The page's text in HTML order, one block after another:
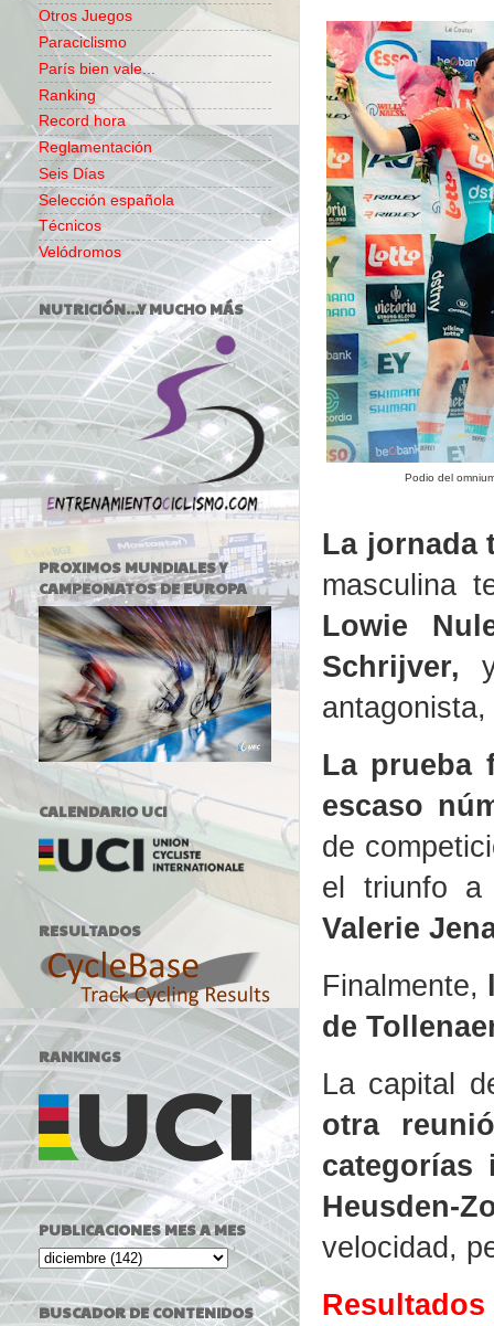
Podio del
La jornada
masculina
Lowie
Schrijver,
La prueba
escaso
de
el triunfo
Valerie
Finalmente,
de
La capital
otra
categorías
Heusden-
velocidad,
Otros Juegos
Paraciclismo
París bien vale...
Ranking
Record hora
Reglamentación
Seis Días
Selección española
Técnicos
Velódromos
NUTRICIÓN...Y MUCHO MÁS
PROXIMOS MUNDIALES Y
CAMPEONATOS DE EUROPA
CALENDARIO UCI
RESULTADOS
RANKINGS
PUBLICACIONES MES A MES
BUSCADOR DE CONTENIDOS